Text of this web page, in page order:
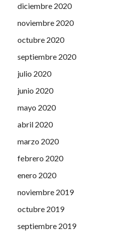
diciembre 2020
noviembre 2020
octubre 2020
septiembre 2020
julio 2020
junio 2020
mayo 2020
abril 2020
marzo 2020
febrero 2020
enero 2020
noviembre 2019
octubre 2019
septiembre 2019